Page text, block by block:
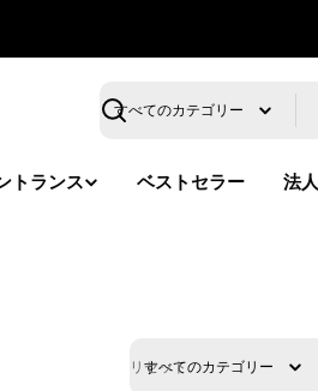
検
トランス ベストセラー 法
検
リセット